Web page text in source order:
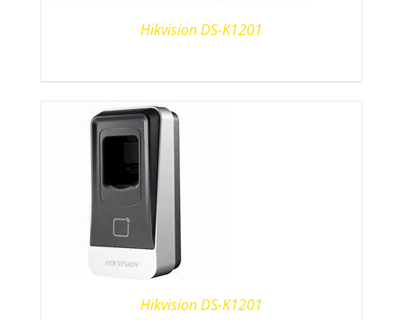
Hikvision DS-K1201
Hikvision DS-K1201